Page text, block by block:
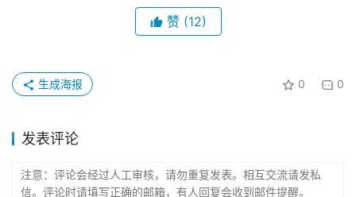
赞 (12)
0 0
生成海报
发表评论